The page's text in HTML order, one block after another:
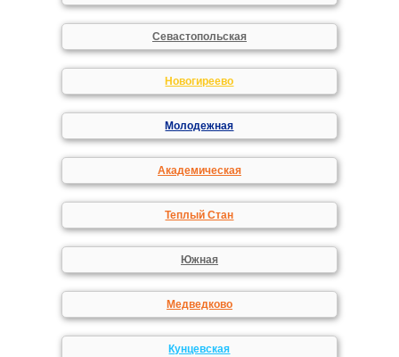
Севастопольская
Новогиреево
Молодежная
Академическая
Теплый Стан
Южная
Медведково
Кунцевская